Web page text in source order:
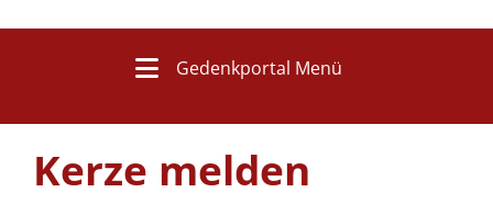
Gedenkportal Menü
Kerze melden